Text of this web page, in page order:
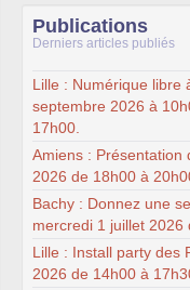
Publications
Derniers articles publiés
Lille : Numérique libre
septembre 2026 à
17h00.
Amiens : Présentation
2026 de 18h00 à
Bachy : Donnez une
mercredi 1 juillet 2026
Lille : Install party des
2026 de 14h00 à